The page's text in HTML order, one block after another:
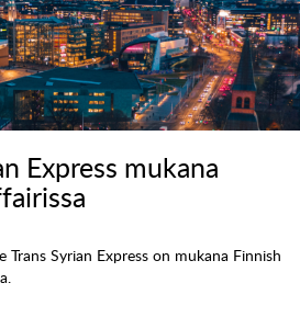
Express mukana
Syrian Express on mukana Finnish